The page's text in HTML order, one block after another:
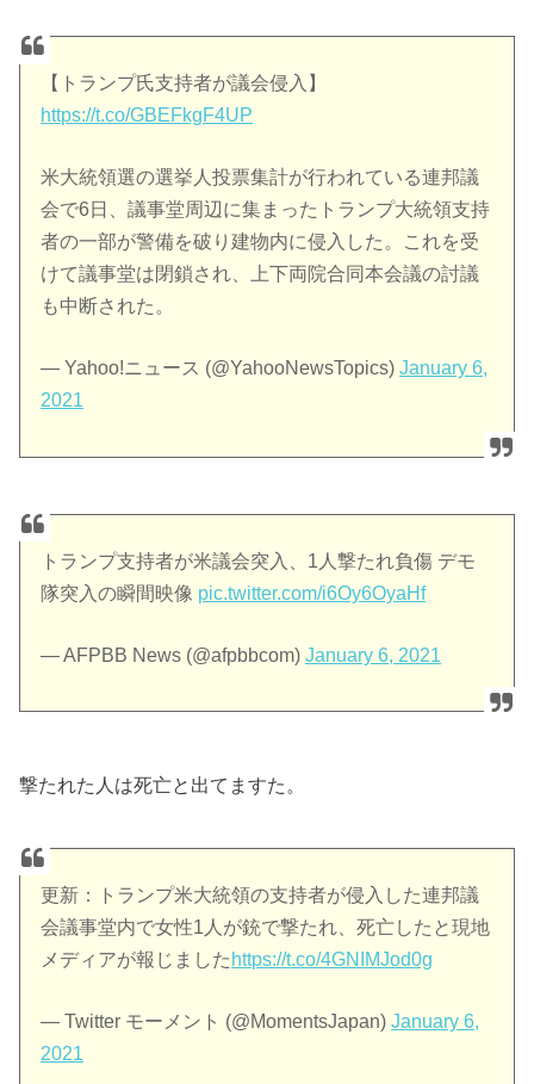
【トランプ氏支持者が議会侵入】
https://t.co/GBEFkgF4UP
米大統領選の選挙人投票集計が行われている連邦議
会で6日、議事堂周辺に集まったトランプ大統領支持
者の一部が警備を破り建物内に侵入した。これを受
けて議事堂は閉鎖され、上下両院合同本会議の討議
も中断された。
— Yahoo!ニュース (@YahooNewsTopics)January 6,
2021
トランプ支持者が米議会突入、1人撃たれ負傷 デモ
隊突入の瞬間映像 pic.twitter.com/i6Oy6OyaHf
— AFPBB News (@afpbbcom)January 6, 2021
撃たれた人は死亡と出てますた。
更新：トランプ米大統領の支持者が侵入した連邦議
会議事堂内で女性1人が銃で撃たれ、死亡したと現地
メディアが報じました https://t.co/4GNIMJod0g
— Twitter モーメント (@MomentsJapan)January 6,
2021